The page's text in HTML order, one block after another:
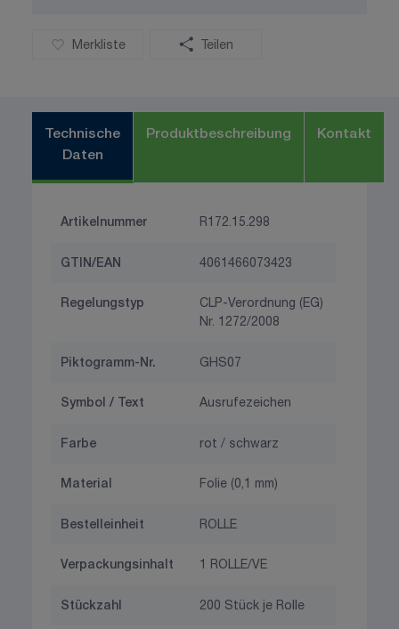
Merkliste Teilen
Technische
Daten
Produktbeschreibung Kontakt
Artikelnummer R172.15.298
GTIN/EAN 4061466073423
Regelungstyp
CLP-Verordnung (EG)
Nr. 1272/2008
Piktogramm-Nr. GHS07
Symbol / Text Ausrufezeichen
Farbe rot / schwarz
Material Folie (0,1 mm)
Bestelleinheit ROLLE
Verpackungsinhalt 1 ROLLE/VE
Stückzahl 200 Stück je Rolle